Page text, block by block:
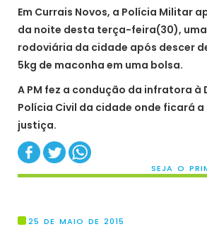
Em Currais Novos, a Polícia Militar
da noite desta terça-feira(30),
rodoviária da cidade após descer
5kg de maconha em uma bolsa.
A PM fez a condução da infratora à
Polícia Civil da cidade onde ficará
justiça.
SEJA O
25 DE MAIO DE 2015